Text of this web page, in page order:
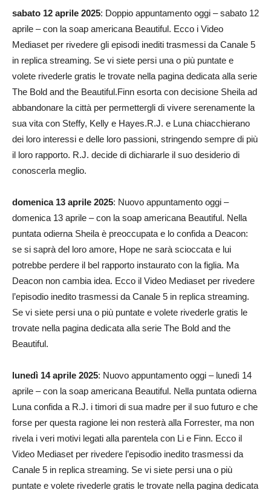
sabato 12 aprile 2025: Doppio appuntamento oggi – sabato 12
aprile – con la soap americana Beautiful. Ecco i Video
Mediaset per rivedere gli episodi inediti trasmessi da Canale 5
in replica streaming. Se vi siete persi una o più puntate e
volete rivederle gratis le trovate nella pagina dedicata alla serie
The Bold and the Beautiful.Finn esorta con decisione Sheila ad
abbandonare la città per permettergli di vivere serenamente la
sua vita con Steffy, Kelly e Hayes.R.J. e Luna chiacchierano
dei loro interessi e delle loro passioni, stringendo sempre di più
il loro rapporto. R.J. decide di dichiararle il suo desiderio di
conoscerla meglio.
domenica 13 aprile 2025: Nuovo appuntamento oggi –
domenica 13 aprile – con la soap americana Beautiful. Nella
puntata odierna Sheila è preoccupata e lo confida a Deacon:
se si saprà del loro amore, Hope ne sarà scioccata e lui
potrebbe perdere il bel rapporto instaurato con la figlia. Ma
Deacon non cambia idea. Ecco il Video Mediaset per rivedere
l’episodio inedito trasmessi da Canale 5 in replica streaming.
Se vi siete persi una o più puntate e volete rivederle gratis le
trovate nella pagina dedicata alla serie The Bold and the
Beautiful.
lunedì 14 aprile 2025: Nuovo appuntamento oggi – lunedì 14
aprile – con la soap americana Beautiful. Nella puntata odierna
Luna confida a R.J. i timori di sua madre per il suo futuro e che
forse per questa ragione lei non resterà alla Forrester, ma non
rivela i veri motivi legati alla parentela con Li e Finn. Ecco il
Video Mediaset per rivedere l’episodio inedito trasmessi da
Canale 5 in replica streaming. Se vi siete persi una o più
puntate e volete rivederle gratis le trovate nella pagina dedicata